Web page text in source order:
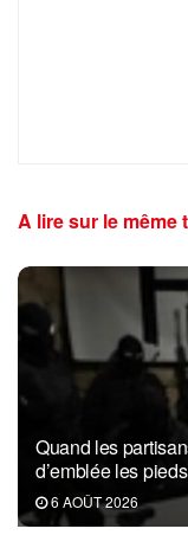
A lire sur le même
Quand les
d’emblée les
6 AOÛT 2026